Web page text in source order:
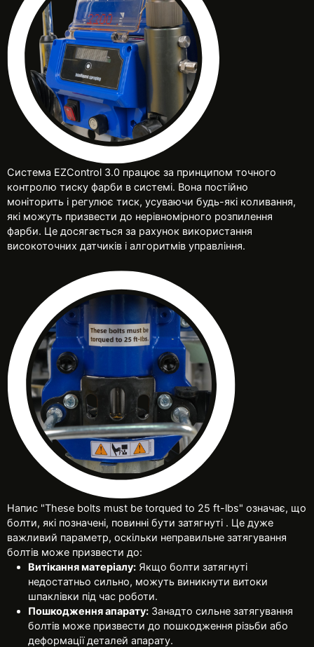
Система EZControl 3.0 працює за принципом точного
контролю тиску фарби в системі. Вона постійно
моніторить і регулює тиск, усуваючи будь-які коливання,
які можуть призвести до нерівномірного розпилення
фарби. Це досягається за рахунок використання
високоточних датчиків і алгоритмів управління.
Напис "These bolts must be torqued to 25 ft-lbs" означає, що
болти, які позначені, повинні бути затягнуті . Це дуже
важливий параметр, оскільки неправильне затягування
болтів може призвести до:
Витікання матеріалу: Якщо болти затягнуті
недостатньо сильно, можуть виникнути витоки
шпаклівки під час роботи.
Пошкодження апарату: Занадто сильне затягування
болтів може призвести до пошкодження різьби або
деформації деталей апарату.